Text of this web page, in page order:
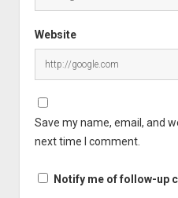
Website
Save my name, email, and
next time I comment.
Notify me of follow-up